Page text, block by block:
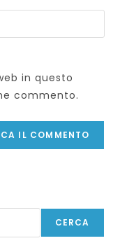
in questo
commento.
CERCA